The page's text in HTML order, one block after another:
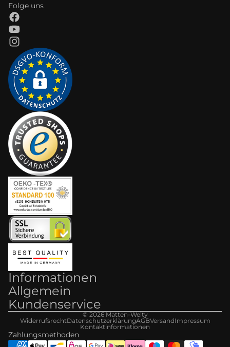
Folge uns
Informationen
Allgemein
Kundenservice
© 2026Matten-Welty
WiderrufsrechtDatenschutzerklärungAGBVersandImpressum
Kontaktinformationen
Zahlungsmethoden